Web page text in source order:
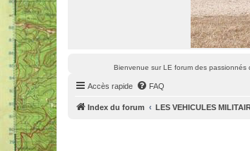
Bienvenue sur LE forum des
Accès rapide FAQ
Index du forum LES VEHICULES